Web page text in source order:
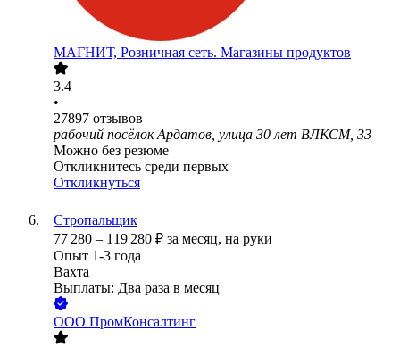
МАГНИТ, Розничная сеть. Магазины продуктов
3.4
•
27897 отзывов
рабочий посёлок Ардатов, улица 30 лет ВЛКСМ, 33
Можно без резюме
Откликнитесь среди первых
Откликнуться
Стропальщик
77 280 – 119 280 ₽ за месяц, на руки
Опыт 1-3 года
Вахта
Выплаты: Два раза в месяц
ООО ПромКонсалтинг